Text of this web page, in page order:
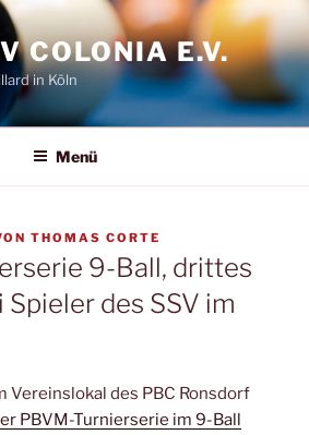
COLONIA E.V.
in Köln
Menü
THOMAS CORTE
9-Ball, drittes
Spieler des SSV im
Vereinslokal des PBC Ronsdorf
PBVM-Turnierserie im 9-Ball